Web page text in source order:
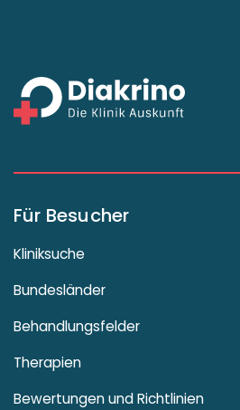
Für Besucher
Kliniksuche
Bundesländer
Behandlungsfelder
Therapien
Bewertungen und Richtlinien